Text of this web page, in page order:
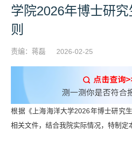
学院2026年博士研
则
责编：蒋磊 2026-02-25
根据《上海海洋大学2026年博士研究生
相关文件，结合我院实际情况，特制定